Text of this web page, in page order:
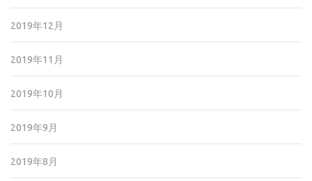
2019年12月
2019年11月
2019年10月
2019年9月
2019年8月